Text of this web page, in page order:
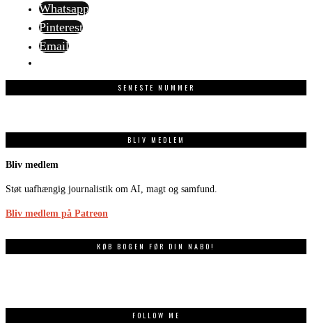
Whatsapp
Pinterest
Email
SENESTE NUMMER
BLIV MEDLEM
Bliv medlem
Støt uafhængig journalistik om AI, magt og samfund.
Bliv medlem på Patreon
KØB BOGEN FØR DIN NABO!
FOLLOW ME